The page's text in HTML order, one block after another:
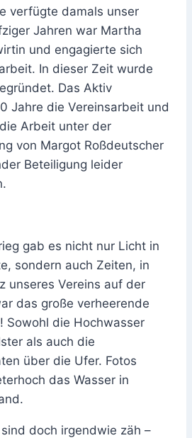
verfügte damals unser
Jahren war Martha
und engagierte sich
In dieser Zeit wurde
Das Aktiv
Jahre die Vereinsarbeit und
Arbeit unter der
von Margot Roßdeutscher
Beteiligung leider
gab es nicht nur Licht in
sondern auch Zeiten, in
unseres Vereins auf der
das große verheerende
Sowohl die Hochwasser
als auch die
über die Ufer. Fotos
das Wasser in
doch irgendwie zäh –